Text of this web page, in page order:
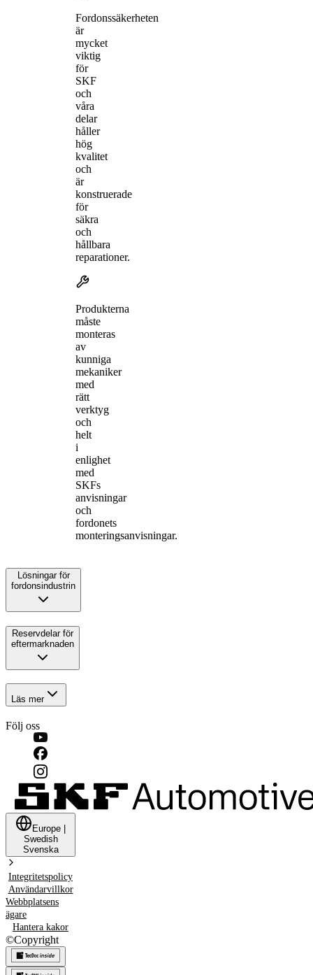
Fordonssäkerheten
är
mycket
viktig
för
SKF
och
våra
delar
håller
hög
kvalitet
och
är
konstruerade
för
säkra
och
hållbara
reparationer.
Produkterna
måste
monteras
av
kunniga
mekaniker
med
rätt
verktyg
och
helt
i
enlighet
med
SKFs
anvisningar
och
fordonets
monteringsanvisningar.
Lösningar för
fordonsindustrin
Reservdelar för
eftermarknaden
Läs mer
Följ oss
Europe
Swedish
Svenska
Integritetspolicy
Användarvillkor
Webbplatsens
ägare
Hantera kakor
©Copyright